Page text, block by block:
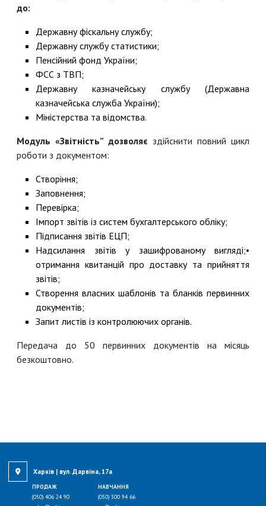
до:
Державну фіскальну службу;
Державну службу статистики;
Пенсійний фонд України;
ФСС з ТВП;
Державну казначейську службу (Державна
казначейська служба України);
Міністерства та відомства.
Модуль «Звітність” дозволяє здійснити повний цикл
роботи з документом:
Створіння;
Заповнення;
Перевірка;
Імпорт звітів із систем бухгалтерського обліку;
Підписання звітів ЕЦП;
Надсилання звітів у зашифрованому вигляді;•
отримання квитанцій про доставку та прийняття
звітів;
Створення власних шаблонів та бланків первинних
документів;
Запит листів із контролюючих органів.
Передача до 50 первинних документів на місяць
безкоштовно.
Харків | вул. Дарвіна, 17а
ПРОДАЖ
(050) 406 24 90
НАВЧАННЯ
(050) 300 94 66